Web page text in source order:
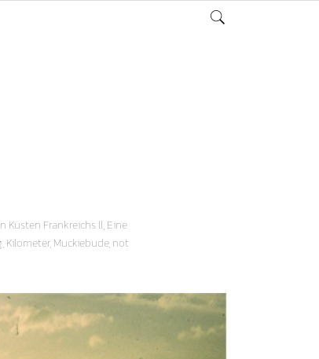
Küsten Frankreichs ll,Eine
,Kilometer,Muckiebude,not